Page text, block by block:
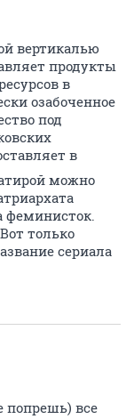
вертикалью
продукты
в
озабоченное
под
в
можно
феминисток.
только
сериала
попрешь) все